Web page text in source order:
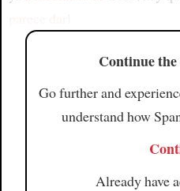
Continue
Go further and
understand how
Already have